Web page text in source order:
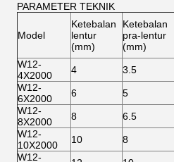
PARAMETER TEKNIK
Model
Ketebalan
lentur
(mm)
Ketebalan
pra-lentur
(mm)
W12-
4X2000
4 3.5
W12-
6X2000
6 5
W12-
8X2000
8 6.5
W12-
10X2000
10 8
W12-